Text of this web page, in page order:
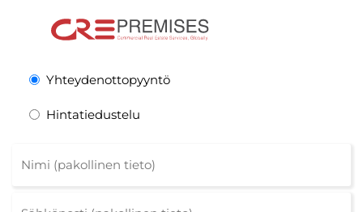
Yhteydenottopyyntö
Hintatiedustelu